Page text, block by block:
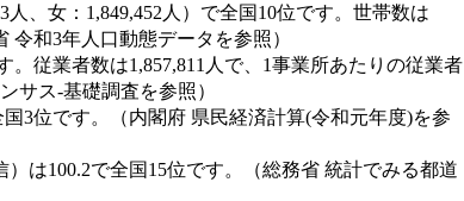
人、女：1,849,452人）で全国10位です。世帯数は
令和3年人口動態データを参照）
。従業者数は1,857,811人で、1事業所あたりの従業者
サス‐基礎調査を参照）
3位です。（内閣府 県民経済計算(令和元年度)を参
は100.2で全国15位です。（総務省 統計でみる都道